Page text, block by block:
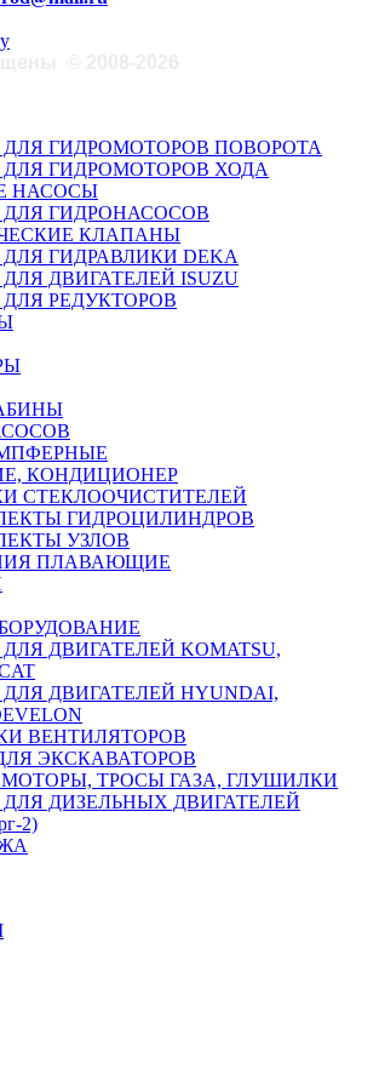
ДЛЯ ГИДРОМОТОРОВ ПОВОРОТА
ГИДРОМОТОРОВ ХОДА
НАСОСЫ
ДЛЯ ГИДРОНАСОСОВ
КЛАПАНЫ
ГИДРАВЛИКИ DEKA
ДВИГАТЕЛЕЙ ISUZU
РЕДУКТОРОВ
КОНДИЦИОНЕР
СТЕКЛООЧИСТИТЕЛЕЙ
ГИДРОЦИЛИНДРОВ
УЗЛОВ
ПЛАВАЮЩИЕ
ДВИГАТЕЛЕЙ KOMATSU,
ДВИГАТЕЛЕЙ HYUNDAI,
ВЕНТИЛЯТОРОВ
ЭКСКАВАТОРОВ
ТРОСЫ ГАЗА, ГЛУШИЛКИ
ДИЗЕЛЬНЫХ ДВИГАТЕЛЕЙ
2)